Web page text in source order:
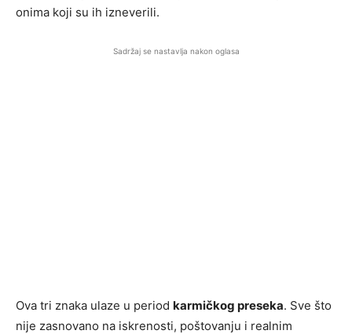
onima koji su ih izneverili.
Sadržaj se nastavlja nakon oglasa
Ova tri znaka ulaze u period karmičkog preseka. Sve što
nije zasnovano na iskrenosti, poštovanju i realnim